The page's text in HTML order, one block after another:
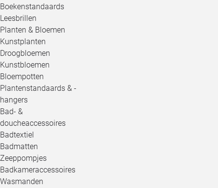
Boekenstandaards
Leesbrillen
Planten & Bloemen
Kunstplanten
Droogbloemen
Kunstbloemen
Bloempotten
Plantenstandaards & -
hangers
Bad- &
doucheaccessoires
Badtextiel
Badmatten
Zeeppompjes
Badkameraccessoires
Wasmanden